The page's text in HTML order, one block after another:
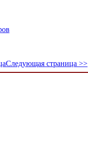
Следующая страница >>